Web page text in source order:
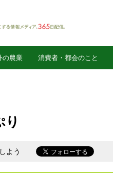
の農業 消費者・都会のこと
よう